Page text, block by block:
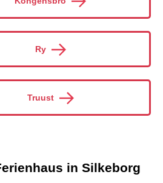
Ry
Truust
in Silkeborg